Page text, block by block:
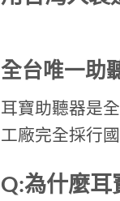
全台唯一助
耳寶助聽器是
工廠完全採行
Q:為什麼耳